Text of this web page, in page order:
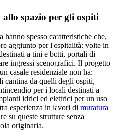
spazio per gli ospiti
spesso caratteristiche che,
aggiunto per l'ospitalità: volte in
a tini e botti, portali di
ingressi scenografici. Il progetto
casale residenziale non ha:
cantina da quelli degli ospiti,
per i locali destinati a
idrici ed elettrici per un uso
esperienza in lavori di muratura
su queste strutture senza
originaria.